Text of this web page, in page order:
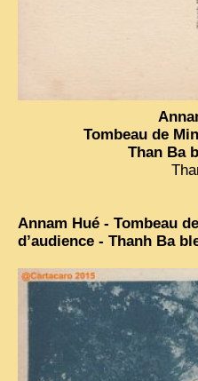
Tombeau de
Than Ba
Annam Hué - Tombeau
d’audience - Thanh Ba